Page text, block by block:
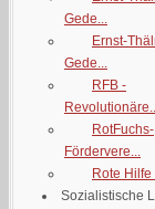
Gede...
Ernst-
Gede...
RFB -
RotFuchs-
Fördervere...
Rote Hilfe
Sozialistische